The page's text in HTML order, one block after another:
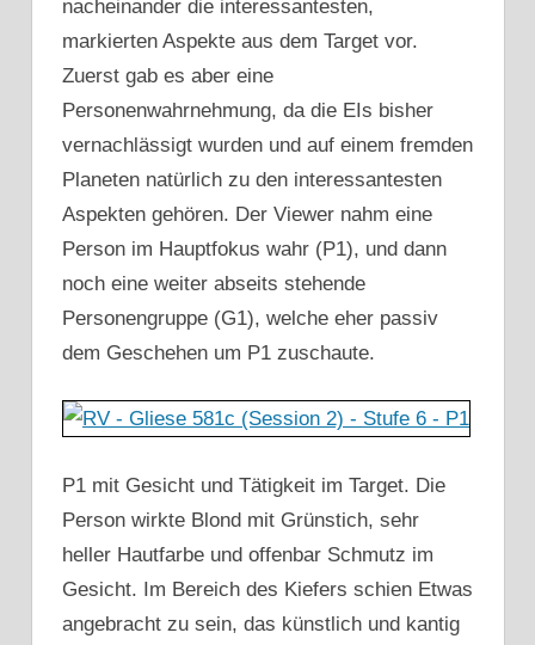
nacheinander die interessantesten,
markierten Aspekte aus dem Target vor.
Zuerst gab es aber eine
Personenwahrnehmung, da die EIs bisher
vernachlässigt wurden und auf einem fremden
Planeten natürlich zu den interessantesten
Aspekten gehören. Der Viewer nahm eine
Person im Hauptfokus wahr (P1), und dann
noch eine weiter abseits stehende
Personengruppe (G1), welche eher passiv
dem Geschehen um P1 zuschaute.
P1 mit Gesicht und Tätigkeit im Target. Die
Person wirkte Blond mit Grünstich, sehr
heller Hautfarbe und offenbar Schmutz im
Gesicht. Im Bereich des Kiefers schien Etwas
angebracht zu sein, das künstlich und kantig